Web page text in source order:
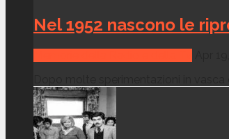
Nel 1952 nascono le